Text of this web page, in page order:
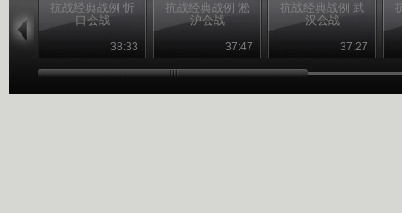
抗战经典战例 忻
口会战
38:33
抗战经典战例 淞
沪会战
37:47
抗战经典战例 武
汉会战
37:27